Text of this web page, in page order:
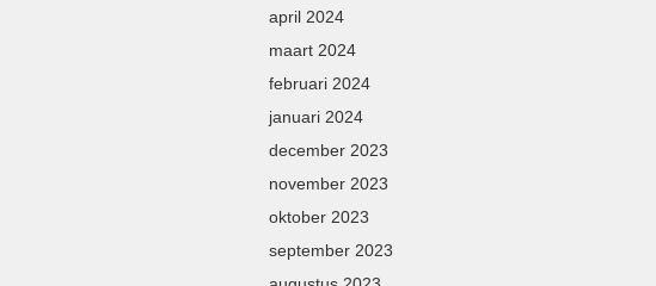
april 2024
maart 2024
februari 2024
januari 2024
december 2023
november 2023
oktober 2023
september 2023